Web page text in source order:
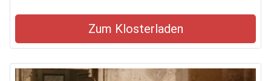
Zum Klosterladen